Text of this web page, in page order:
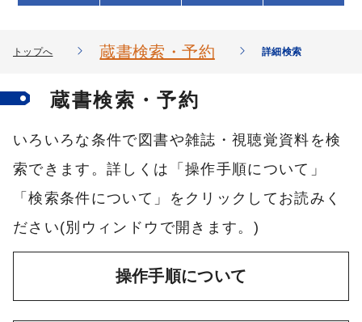
トップへ 蔵書検索・予約 詳細検索
蔵書検索・予約
いろいろな条件で図書や雑誌・視聴覚資料を検
索できます。詳しくは「操作手順について」
「検索条件について」をクリックしてお読みく
ださい(別ウィンドウで開きます。)
操作手順について